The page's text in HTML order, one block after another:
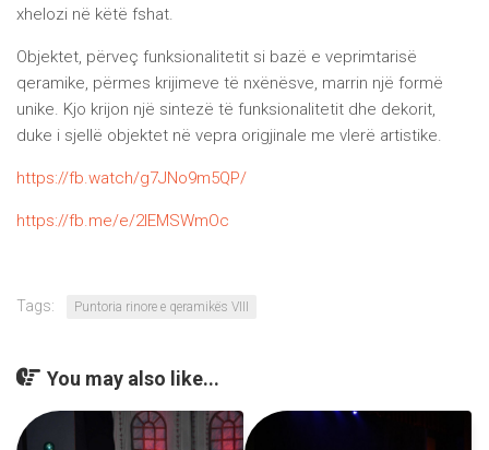
xhelozi në këtë fshat.
Objektet, përveç funksionalitetit si bazë e veprimtarisë
qeramike, përmes krijimeve të nxënësve, marrin një formë
unike. Kjo krijon një sintezë të funksionalitetit dhe dekorit,
duke i sjellë objektet në vepra origjinale me vlerë artistike.
https://fb.watch/g7JNo9m5QP/
https://fb.me/e/2lEMSWmOc
Tags: Puntoria rinore e qeramikës VIII
You may also like...